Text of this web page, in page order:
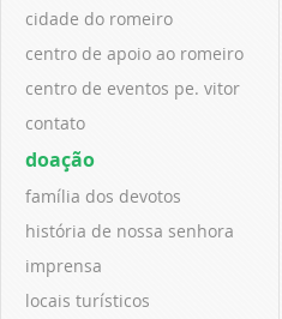
cidade do romeiro
centro de apoio ao romeiro
centro de eventos pe. vitor
contato
doação
família dos devotos
história de nossa senhora
imprensa
locais turísticos